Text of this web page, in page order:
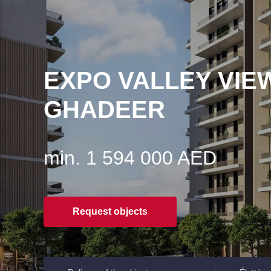
EXPO VALLEY
GHADEER
min. 1 594 000 AED
Request objects